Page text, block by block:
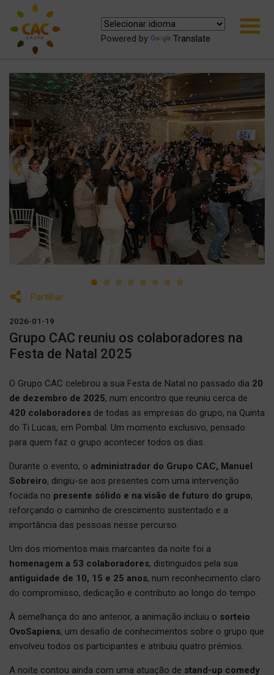
Powered by Translate
Previous
Partilhar
2026-01-19
Grupo CAC reuniu os colaboradores na
Festa de Natal 2025
O Grupo CAC celebrou a sua Festa de Natal no passado dia 20
de dezembro de 2025, num encontro que reuniu cerca de
420 colaboradores de todas as empresas do grupo, na Quinta
do Ti Lucas, em Pombal. Um momento exclusivo, pensado
para quem faz o grupo acontecer todos os dias.
Durante o evento, o administrador do Grupo CAC, Manuel
Sobreiro, dirigiu-se aos presentes com uma intervenção
focada no presente sólido e na visão de futuro do grupo,
reforçando o caminho de crescimento sustentado e a
importância das pessoas nesse percurso.
Um dos momentos mais marcantes da noite foi a
homenagem a 53 colaboradores, distinguidos pela sua
antiguidade de 10, 15 e 25 anos, num reconhecimento claro
do compromisso, dedicação e contributo ao longo do tempo.
À semelhança do ano anterior, a animação incluiu o sorteio
OvoSapiens, um desafio de conhecimentos sobre o grupo que
envolveu todos os participantes e atribuiu quatro prémios.
A noite contou ainda com uma atuação de stand-up comedy